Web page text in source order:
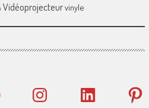
Vidéoprojecteurvinyle
Instagram LinkedIn